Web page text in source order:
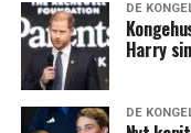
DE
Harry
DE